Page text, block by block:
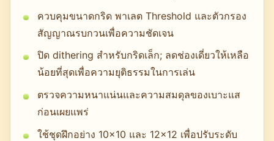
ควบคุมขนาดกริด พาเลต Threshold และตัวกรอง
สัญญาณรบกวนเพื่อความชัดเจน
ปิด dithering สำหรับกริดเล็ก; ลดช่องเดี่ยวให้เหลือ
น้อยที่สุดเพื่อความยุติธรรมในการเล่น
ตรวจความหนาแน่นและความสมดุลของเบาะแส
ก่อนเผยแพร่
ใช้ชุดฝึกอย่าง 10×10 และ 12×12 เพื่อปรับระดับ